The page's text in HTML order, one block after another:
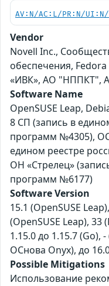
AV:N/AC:L/PR:N/
Vendor
Novell Inc.,
обеспечения,
«ИВК», АО "НППКТ",
Software Name
OpenSUSE Leap,
8 СП (запись в
программ №4305),
едином реестре
ОН «Стрелец»
программ №6177)
Software Version
15.1 (OpenSUSE
(OpenSUSE Leap), 33
1.15.0 до 1.15.7
ОСнова Оnyx), до
Possible Mitigations
Использование